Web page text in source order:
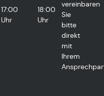
17:00
Uhr
18:00
Uhr
vereinbaren
Sie
bitte
direkt
mit
Ihrem